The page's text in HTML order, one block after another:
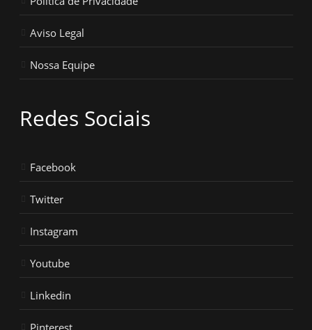
Aviso Legal
Nossa Equipe
Redes Sociais
Facebook
Twitter
Instagram
Youtube
Linkedin